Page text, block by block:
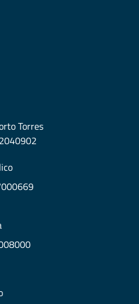
Torres